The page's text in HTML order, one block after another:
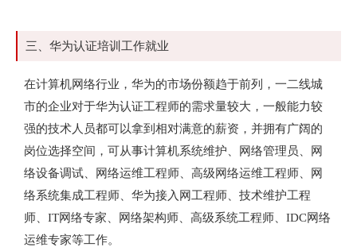
三、华为认证培训工作就业
在计算机网络行业，华为的市场份额趋于前列，一二线城
市的企业对于华为认证工程师的需求量较大，一般能力较
强的技术人员都可以拿到相对满意的薪资，并拥有广阔的
岗位选择空间，可从事计算机系统维护、网络管理员、网
络设备调试、网络运维工程师、高级网络运维工程师、网
络系统集成工程师、华为接入网工程师、技术维护工程
师、IT网络专家、网络架构师、高级系统工程师、IDC网络
运维专家等工作。